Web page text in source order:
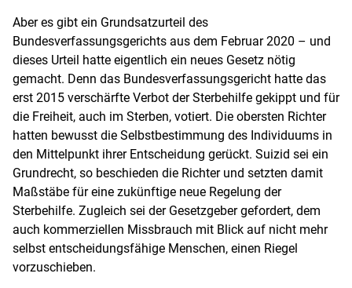
Aber es gibt ein Grundsatzurteil des
Bundesverfassungsgerichts aus dem Februar 2020 – und
dieses Urteil hatte eigentlich ein neues Gesetz nötig
gemacht. Denn das Bundesverfassungsgericht hatte das
erst 2015 verschärfte Verbot der Sterbehilfe gekippt und für
die Freiheit, auch im Sterben, votiert. Die obersten Richter
hatten bewusst die Selbstbestimmung des Individuums in
den Mittelpunkt ihrer Entscheidung gerückt. Suizid sei ein
Grundrecht, so beschieden die Richter und setzten damit
Maßstäbe für eine zukünftige neue Regelung der
Sterbehilfe. Zugleich sei der Gesetzgeber gefordert, dem
auch kommerziellen Missbrauch mit Blick auf nicht mehr
selbst entscheidungsfähige Menschen, einen Riegel
vorzuschieben.